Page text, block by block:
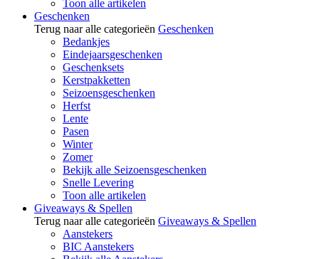
Toon alle artikelen
Geschenken
Terug naar alle categorieën Geschenken
Bedankjes
Eindejaarsgeschenken
Geschenksets
Kerstpakketten
Seizoensgeschenken
Herfst
Lente
Pasen
Winter
Zomer
Bekijk alle Seizoensgeschenken
Snelle Levering
Toon alle artikelen
Giveaways & Spellen
Terug naar alle categorieën Giveaways & Spellen
Aanstekers
BIC Aanstekers